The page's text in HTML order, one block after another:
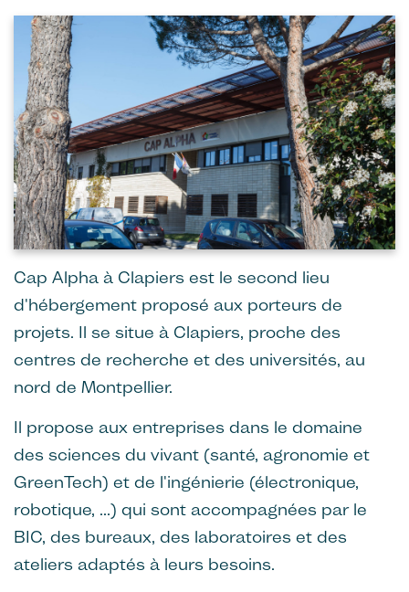
Image
Cap Alpha à Clapiers est le second lieu
d'hébergement proposé aux porteurs de
projets. Il se situe à Clapiers, proche des
centres de recherche et des universités, au
nord de Montpellier.
Il propose aux entreprises dans le domaine
des sciences du vivant (santé, agronomie et
GreenTech) et de l'ingénierie (électronique,
robotique, ...) qui sont accompagnées par le
BIC, des bureaux, des laboratoires et des
ateliers adaptés à leurs besoins.